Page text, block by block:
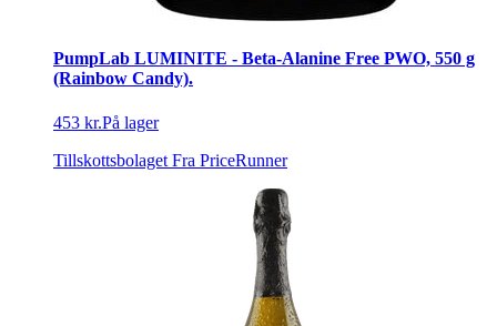
PumpLab LUMINITE - Beta-Alanine Free PWO, 550 g
(Rainbow Candy).
453 kr.På lager
Tillskottsbolaget Fra PriceRunner